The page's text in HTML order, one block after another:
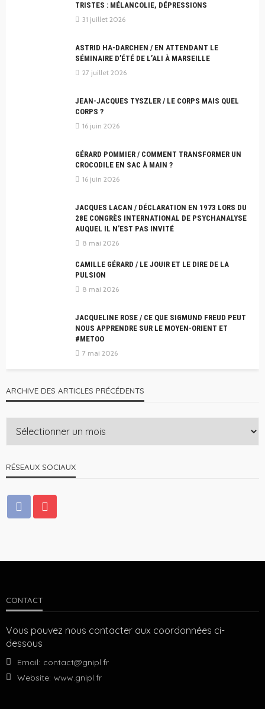
TRISTES : MÉLANCOLIE, DÉPRESSIONS
31 juillet 2026
ASTRID HA-DARCHEN / EN ATTENDANT LE
SÉMINAIRE D’ÉTÉ DE L’ALI À MARSEILLE
27 juillet 2026
JEAN-JACQUES TYSZLER / LE CORPS MAIS QUEL
CORPS ?
16 juin 2026
GÉRARD POMMIER / COMMENT TRANSFORMER UN
CROCODILE EN SAC À MAIN ?
16 juin 2026
JACQUES LACAN / DÉCLARATION EN 1973 LORS DU
28E CONGRÈS INTERNATIONAL DE PSYCHANALYSE
AUQUEL IL N’EST PAS INVITÉ
8 mai 2026
CAMILLE GÉRARD / LE JOUIR ET LE DIRE DE LA
PULSION
8 mai 2026
JACQUELINE ROSE / CE QUE SIGMUND FREUD PEUT
NOUS APPRENDRE SUR LE MOYEN-ORIENT ET
#METOO
7 mai 2026
ARCHIVE DES ARTICLES PRÉCÉDENTS
RÉSEAUX SOCIAUX
CONTACT
Vous pouvez nous contacter aux coordonnées ci-
dessous
Email: contact@gnipl.fr
Website: www.gnipl.fr